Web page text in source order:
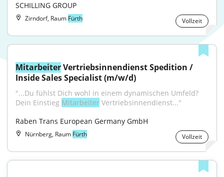
SCHILLING GROUP
Zirndorf, Raum Fürth Vollzeit
Mitarbeiter Vertriebsinnendienst Spedition /
Inside Sales Specialist (m/w/d)
"...Du fühlst Dich wohl in einem dynamischen Umfeld?
Dein Einstieg Mitarbeiter Vertriebsinnendienst..."
Raben Trans European Germany GmbH
Nürnberg, Raum Fürth Vollzeit